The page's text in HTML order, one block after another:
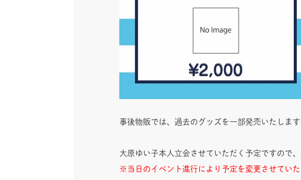
事後物販では、過去のグッズを一部発売いたします
大原ゆい子本人立会させていただく予定ですので、
※当日のイベント進行により予定を変更させていた